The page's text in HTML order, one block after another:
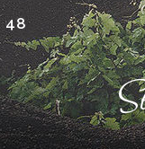
48